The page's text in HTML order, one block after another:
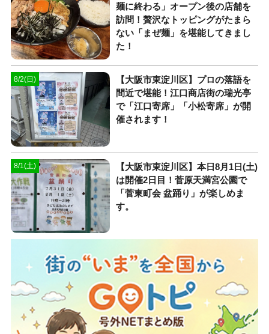
麺に終わる」オープン後の店舗を
訪問！贅沢なトッピングがたまら
ない「まぜ麺」を堪能してきまし
た！
8/2(日)
【大阪市東淀川区】プロの落語を
間近で堪能！江口商店街の瑞光亭
で「江口寄席」「小松寄席」が開
催されます！
8/1(土)
【大阪市東淀川区】本日8月1日(土)
は開催2日目！菅原天満宮公園で
「菅東町会 盆踊り」が楽しめま
す。